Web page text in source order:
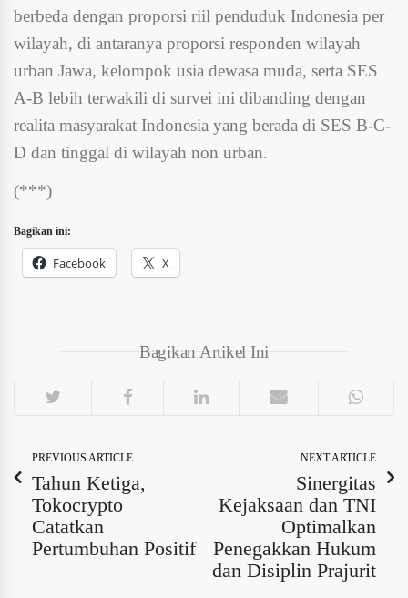
berbeda dengan proporsi riil penduduk Indonesia per
wilayah, di antaranya proporsi responden wilayah
urban Jawa, kelompok usia dewasa muda, serta SES
A-B lebih terwakili di survei ini dibanding dengan
realita masyarakat Indonesia yang berada di SES B-C-
D dan tinggal di wilayah non urban.
(***)
Bagikan ini:
Facebook X
Bagikan Artikel Ini
PREVIOUS ARTICLE
Tahun Ketiga,
Tokocrypto
Catatkan
Pertumbuhan Positif
NEXT ARTICLE
Sinergitas
Kejaksaan dan TNI
Optimalkan
Penegakkan Hukum
dan Disiplin Prajurit